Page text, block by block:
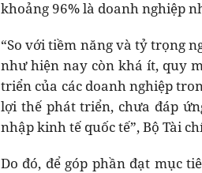
khoảng 96% là doanh nghiệp
“So với tiềm năng và tỷ trọng
như hiện nay còn khá ít, quy
triển của các doanh nghiệp
lợi thế phát triển, chưa đáp
nhập kinh tế quốc tế”, Bộ Tài
Do đó, để góp phần đạt mục